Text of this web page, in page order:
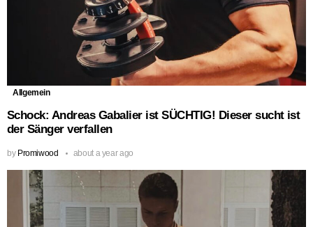
Allgemein
Schock: Andreas Gabalier ist SÜCHTIG! Dieser sucht ist
der Sänger verfallen
by Promiwood about a year ago